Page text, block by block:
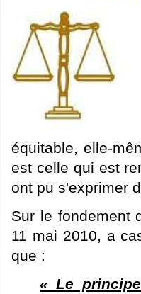
équitable, elle-
est celle qui est
ont pu s'exprimer
Sur le fondement
11 mai 2010, a
que :
« Le